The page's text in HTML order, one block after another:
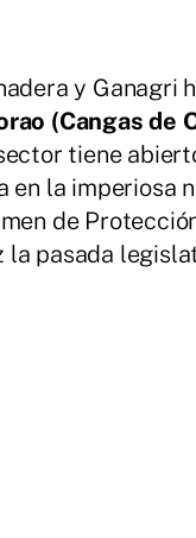
y Ganagri
(Cangas de
tiene
en la imperiosa
de
la pasada